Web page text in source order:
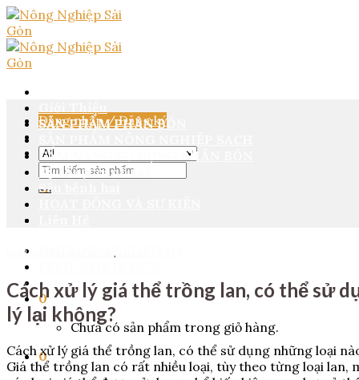
Skip
to
content
Đăng nhập / Đăng ký
Tìm
0
Chưa có sản phẩm trong giỏ hàng.
0
SẢN PHẨM PHÂN BÓN
CẨM NANG SỬ DỤNG PHÂN BÓN
Kỹ thuật canh tác
Sâu bệnh hại
KINH NGHIỆM LÀM VƯỜN
Cách xử lý giá thể trồng lan, có thể sử
lý lại không?
Cách xử lý giá thể trồng lan, có thể sử dụng những loại
Giá thể trồng lan có rất nhiều loại, tùy theo từng loại lan,